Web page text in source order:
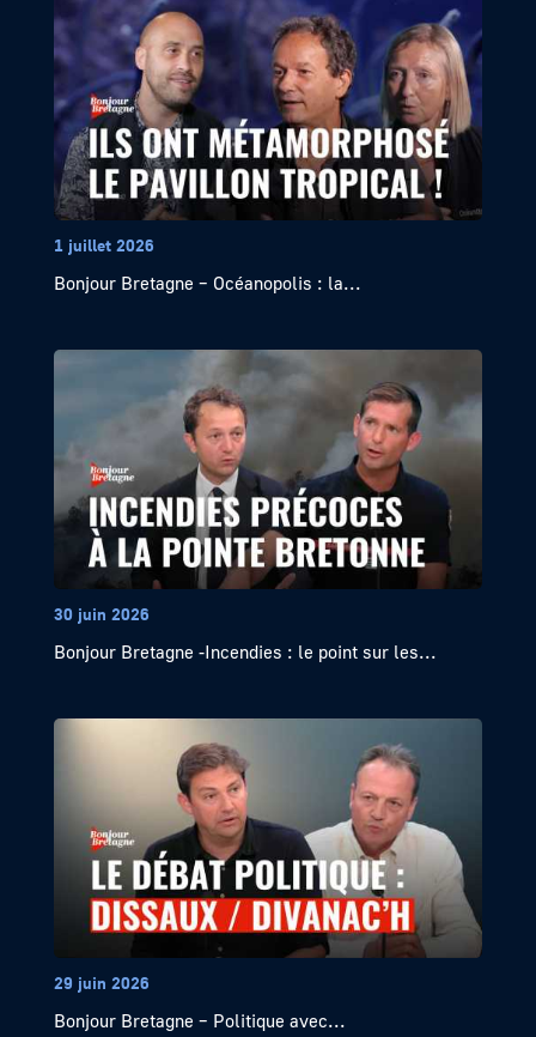
1 juillet 2026
Bonjour Bretagne – Océanopolis : la...
30 juin 2026
Bonjour Bretagne -Incendies : le point sur les...
29 juin 2026
Bonjour Bretagne – Politique avec...